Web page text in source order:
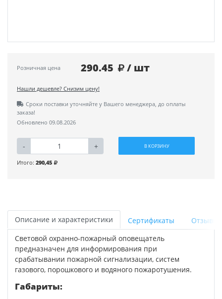
Розничная цена 290.45 / шт
Нашли дешевле? Снизим цену!
Сроки поставки уточняйте у Вашего менеджера, до оплаты
заказа!
Обновлено 09.08.2026
- + В КОРЗИНУ
Итого: 290,45
Описание и характеристики Сертификаты
Отзывы
Световой охранно-пожарный оповещатель
предназначен для информирования при
срабатывании пожарной сигнализации, систем
газового, порошкового и водяного пожаротушения.
Габариты: